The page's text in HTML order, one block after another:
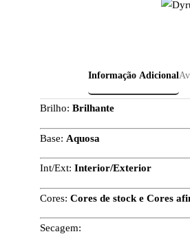
Informação Adicional
Brilho: Brilhante
Base: Aquosa
Int/Ext: Interior/Exterior
Cores: Cores de stock e Cores
Secagem: